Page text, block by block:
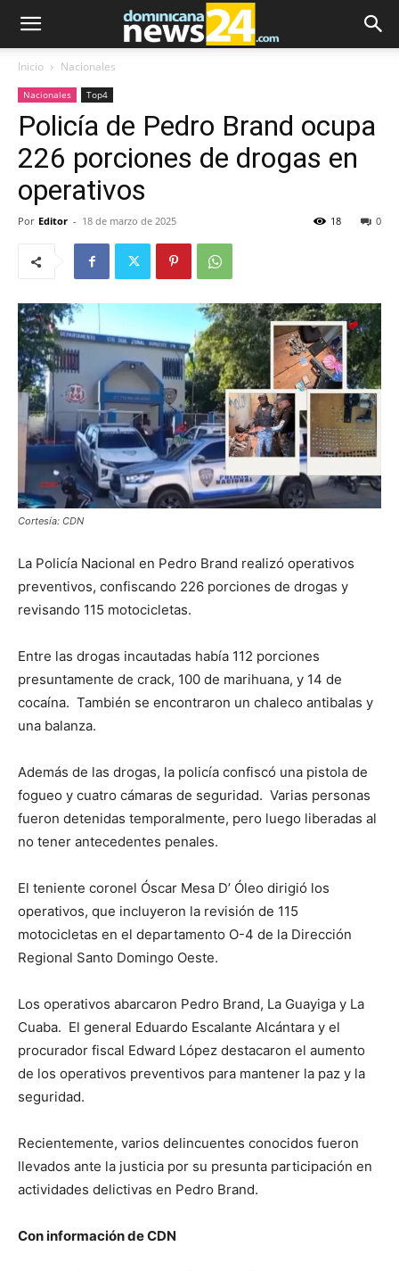
Inicio Nacionales
Nacionales Top4
Policía de Pedro Brand ocupa
226 porciones de drogas en
operativos
Por Editor - 18 de marzo de 2025 0
18
Cortesía: CDN
La Policía Nacional en Pedro Brand realizó operativos
preventivos, confiscando 226 porciones de drogas y
revisando 115 motocicletas.
Entre las drogas incautadas había 112 porciones
presuntamente de crack, 100 de marihuana, y 14 de
cocaína. También se encontraron un chaleco antibalas y
una balanza.
Además de las drogas, la policía confiscó una pistola de
fogueo y cuatro cámaras de seguridad. Varias personas
fueron detenidas temporalmente, pero luego liberadas al
no tener antecedentes penales.
El teniente coronel Óscar Mesa D’ Óleo dirigió los
operativos, que incluyeron la revisión de 115
motocicletas en el departamento O-4 de la Dirección
Regional Santo Domingo Oeste.
Los operativos abarcaron Pedro Brand, La Guayiga y La
Cuaba. El general Eduardo Escalante Alcántara y el
procurador fiscal Edward López destacaron el aumento
de los operativos preventivos para mantener la paz y la
seguridad.
Recientemente, varios delincuentes conocidos fueron
llevados ante la justicia por su presunta participación en
actividades delictivas en Pedro Brand.
Con información de CDN